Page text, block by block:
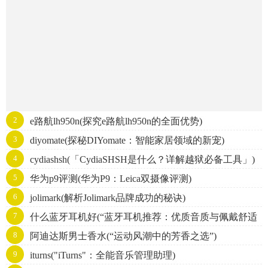
2 e路航lh950n(探究e路航lh950n的全面优势)
3 diyomate(探秘DIYomate：智能家居领域的新宠)
4 cydiashsh(「CydiaSHSH是什么？详解越狱必备工具」)
5 华为p9评测(华为P9：Leica双摄像评测)
6 jolimark(解析Jolimark品牌成功的秘诀)
7
什么蓝牙耳机好(“蓝牙耳机推荐：优质音质与佩戴舒适
的精选推荐”)
8 阿迪达斯男士香水(“运动风潮中的芳香之选”)
9 iturns("iTurns"：全能音乐管理助理)